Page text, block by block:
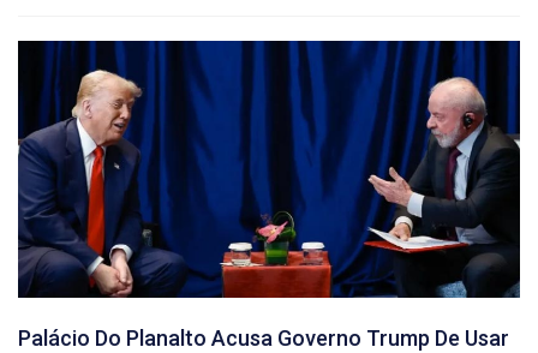
Palácio Do Planalto Acusa Governo Trump De Usar